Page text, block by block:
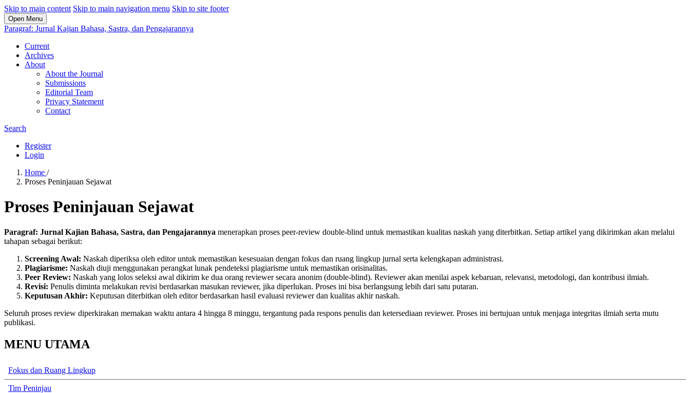
Skip to main content Skip to main navigation menu Skip to site footer
Open Menu
Paragraf: Jurnal Kajian Bahasa, Sastra, dan Pengajarannya
Current
Archives
About
About the Journal
Submissions
Editorial Team
Privacy Statement
Contact
Search
Register
Login
Home /
Proses Peninjauan Sejawat
Proses Peninjauan Sejawat
Paragraf: Jurnal Kajian Bahasa, Sastra, dan Pengajarannya menerapkan proses peer-review double-blind untuk memastikan kualitas naskah yang diterbitkan. Setiap artikel yang dikirimkan akan melalui
tahapan sebagai berikut:
Screening Awal: Naskah diperiksa oleh editor untuk memastikan kesesuaian dengan fokus dan ruang lingkup jurnal serta kelengkapan administrasi.
Plagiarisme: Naskah diuji menggunakan perangkat lunak pendeteksi plagiarisme untuk memastikan orisinalitas.
Peer Review: Naskah yang lolos seleksi awal dikirim ke dua orang reviewer secara anonim (double-blind). Reviewer akan menilai aspek kebaruan, relevansi, metodologi, dan kontribusi ilmiah.
Revisi: Penulis diminta melakukan revisi berdasarkan masukan reviewer, jika diperlukan. Proses ini bisa berlangsung lebih dari satu putaran.
Keputusan Akhir: Keputusan diterbitkan oleh editor berdasarkan hasil evaluasi reviewer dan kualitas akhir naskah.
Seluruh proses review diperkirakan memakan waktu antara 4 hingga 8 minggu, tergantung pada respons penulis dan ketersediaan reviewer. Proses ini bertujuan untuk menjaga integritas ilmiah serta mutu
publikasi.
MENU UTAMA
Fokus dan Ruang Lingkup
Tim Peninjau